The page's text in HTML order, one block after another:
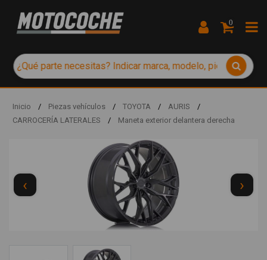
0
Inicio / Piezas vehículos / TOYOTA / AURIS
/
CARROCERÍA LATERALES
/ Maneta exterior delantera derecha
‹ ›